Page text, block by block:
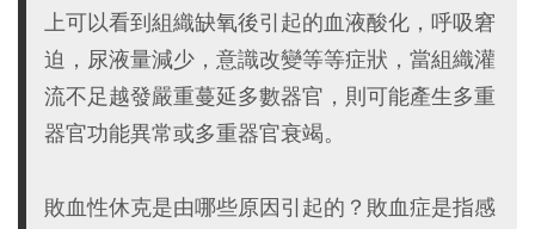
上可以看到組織缺氧後引起的血液酸化，呼吸窘
迫，尿液量減少，意識改變等等症狀，當組織灌
流不足越發嚴重蔓延多數器官，則可能產生多重
器官功能異常或多重器官衰竭。
敗血性休克是由哪些原因引起的？敗血症是指感